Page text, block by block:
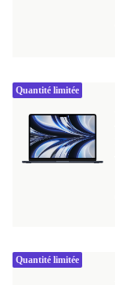
Quantité limitée
Quantité limitée